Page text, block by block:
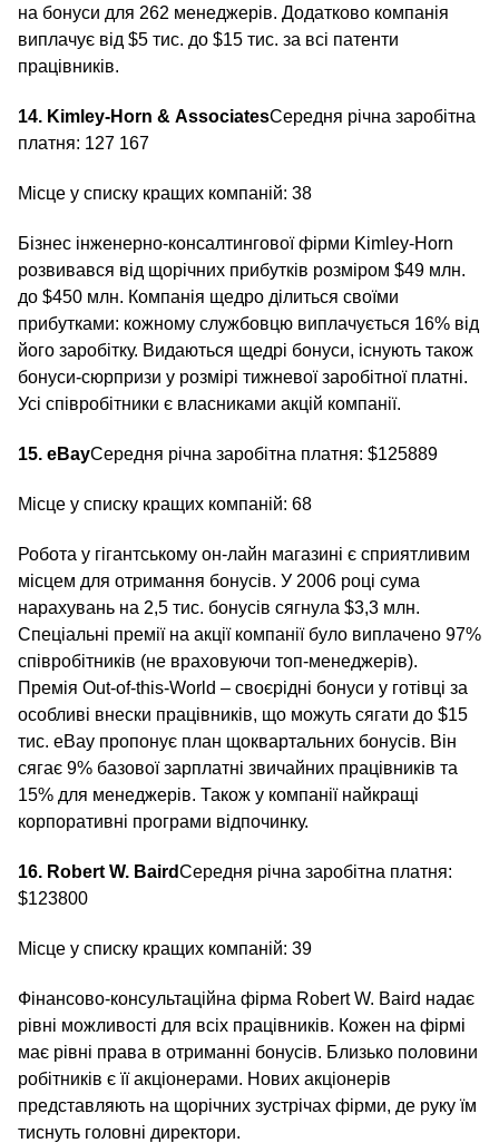
на бонуси для 262 менеджерів. Додатково компанія
виплачує від $5 тис. до $15 тис. за всі патенти
працівників.
14. Kimley-Horn & AssociatesСередня річна заробітна
платня: 127 167
Місце у списку кращих компаній: 38
Бізнес інженерно-консалтингової фірми Kimley-Horn
розвивався від щорічних прибутків розміром $49 млн.
до $450 млн. Компанія щедро ділиться своїми
прибутками: кожному службовцю виплачується 16% від
його заробітку. Видаються щедрі бонуси, існують також
бонуси-сюрпризи у розмірі тижневої заробітної платні.
Усі співробітники є власниками акцій компанії.
15. eBayСередня річна заробітна платня: $125889
Місце у списку кращих компаній: 68
Робота у гігантському он-лайн магазині є сприятливим
місцем для отримання бонусів. У 2006 році сума
нарахувань на 2,5 тис. бонусів сягнула $3,3 млн.
Спеціальні премії на акції компанії було виплачено 97%
співробітників (не враховуючи топ-менеджерів).
Премія Out-of-this-World – своєрідні бонуси у готівці за
особливі внески працівників, що можуть сягати до $15
тис. eBay пропонує план щоквартальних бонусів. Він
сягає 9% базової зарплатні звичайних працівників та
15% для менеджерів. Також у компанії найкращі
корпоративні програми відпочинку.
16. Robert W. BairdСередня річна заробітна платня:
$123800
Місце у списку кращих компаній: 39
Фінансово-консультаційна фірма Robert W. Baird надає
рівні можливості для всіх працівників. Кожен на фірмі
має рівні права в отриманні бонусів. Близько половини
робітників є її акціонерами. Нових акціонерів
представляють на щорічних зустрічах фірми, де руку їм
тиснуть головні директори.